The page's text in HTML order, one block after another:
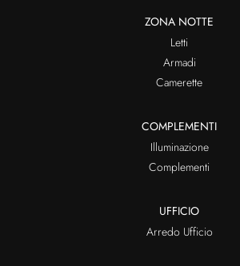
ZONA NOTTE
Letti
Armadi
Camerette
COMPLEMENTI
Illuminazione
Complementi
UFFICIO
Arredo Ufficio